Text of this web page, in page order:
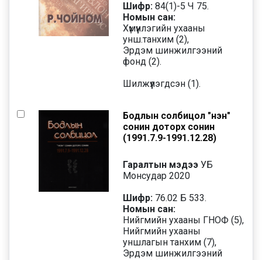
Шифр: 84(1)-5 Ч 75.
Номын сан:
Хүмүүнлэгийн ухааны
унш.танхим (2),
Эрдэм шинжилгээний
фонд (2).
Шилжүүлэгдсэн (1).
Бодлын солбицол "Үнэн"
сонин доторх сонин
(1991.7.9-1991.12.28)
Гаралтын мэдээ УБ
Монсудар 2020
Шифр: 76.02 Б 533.
Номын сан:
Нийгмийн ухааны ГНОФ (5),
Нийгмийн ухааны
уншлагын танхим (7),
Эрдэм шинжилгээний